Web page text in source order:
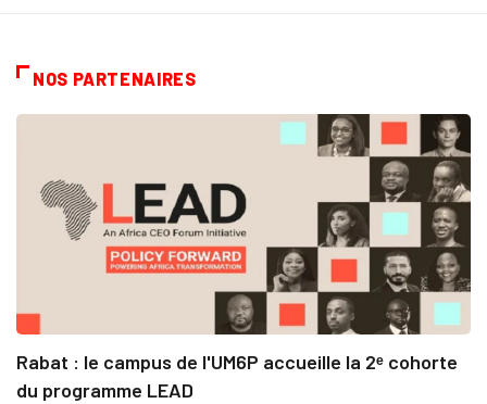
NOS PARTENAIRES
Rabat : le campus de l'UM6P accueille la 2ᵉ cohorte
du programme LEAD